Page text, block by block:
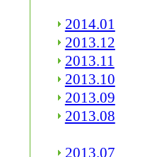
2014.01
2013.12
2013.11
2013.10
2013.09
2013.08
2013.07